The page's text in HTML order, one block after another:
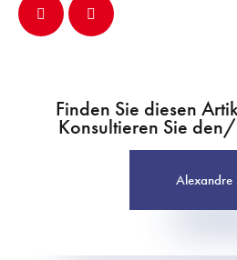
Finden Sie diesen
Konsultieren Sie
Alexandre